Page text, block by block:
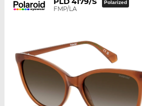
FMP/LA
Polarized